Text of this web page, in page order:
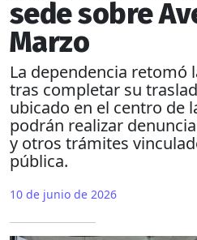
sede sobre
Marzo
La dependencia retomó
tras completar su
ubicado en el centro de
podrán realizar
y otros trámites
pública.
10 de junio de 2026